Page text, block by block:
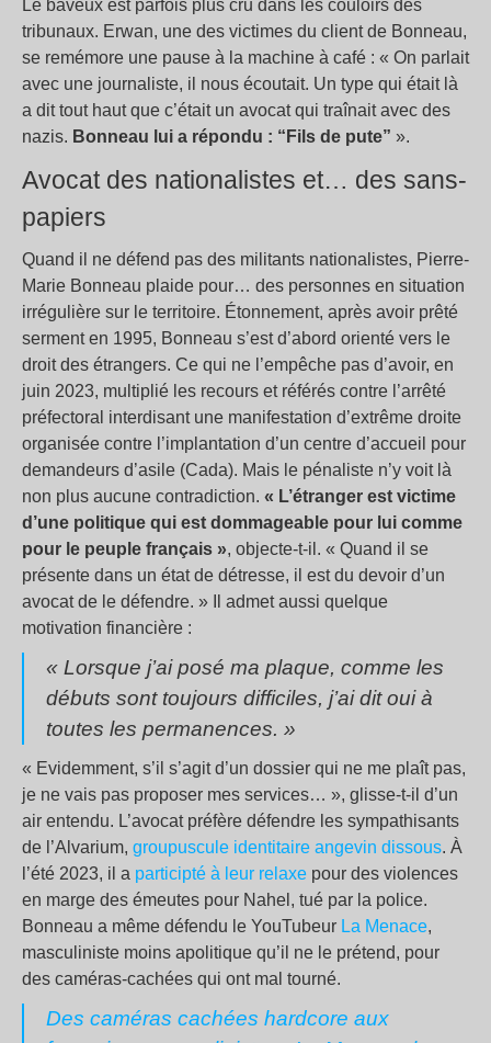
Le baveux est parfois plus cru dans les couloirs des
tribunaux. Erwan, une des victimes du client de Bonneau,
se remémore une pause à la machine à café : « On parlait
avec une journaliste, il nous écoutait. Un type qui était là
a dit tout haut que c’était un avocat qui traînait avec des
nazis. Bonneau lui a répondu : “Fils de pute” ».
Avocat des nationalistes et… des sans-
papiers
Quand il ne défend pas des militants nationalistes, Pierre-
Marie Bonneau plaide pour… des personnes en situation
irrégulière sur le territoire. Étonnement, après avoir prêté
serment en 1995, Bonneau s’est d’abord orienté vers le
droit des étrangers. Ce qui ne l’empêche pas d’avoir, en
juin 2023, multiplié les recours et référés contre l’arrêté
préfectoral interdisant une manifestation d’extrême droite
organisée contre l’implantation d’un centre d’accueil pour
demandeurs d’asile (Cada). Mais le pénaliste n’y voit là
non plus aucune contradiction. « L’étranger est victime
d’une politique qui est dommageable pour lui comme
pour le peuple français », objecte-t-il. « Quand il se
présente dans un état de détresse, il est du devoir d’un
avocat de le défendre. » Il admet aussi quelque
motivation financière :
« Lorsque j’ai posé ma plaque, comme les
débuts sont toujours difficiles, j’ai dit oui à
toutes les permanences. »
« Evidemment, s’il s’agit d’un dossier qui ne me plaît pas,
je ne vais pas proposer mes services… », glisse-t-il d’un
air entendu. L’avocat préfère défendre les sympathisants
de l’Alvarium, groupuscule identitaire angevin dissous. À
l’été 2023, il a participté à leur relaxe pour des violences
en marge des émeutes pour Nahel, tué par la police.
Bonneau a même défendu le YouTubeur La Menace,
masculiniste moins apolitique qu’il ne le prétend, pour
des caméras-cachées qui ont mal tourné.
Des caméras cachées hardcore aux